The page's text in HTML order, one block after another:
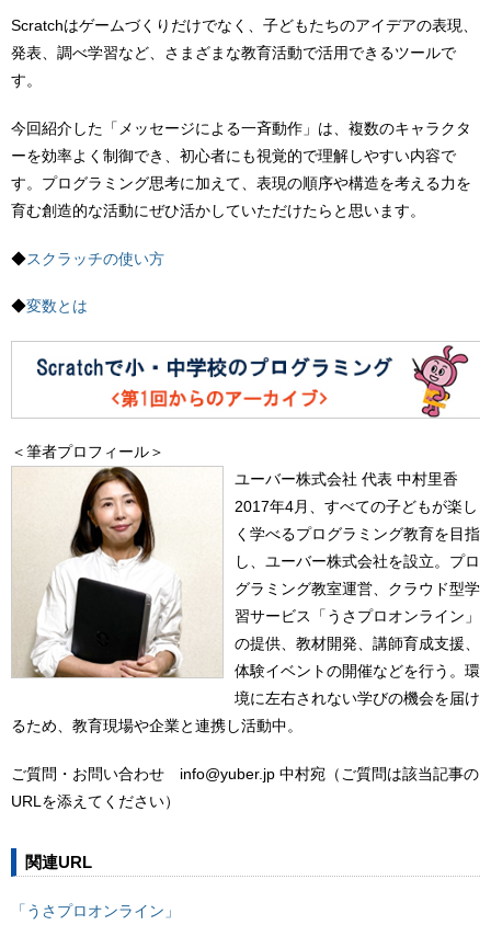
Scratchはゲームづくりだけでなく、子どもたちのアイデアの表現、
発表、調べ学習など、さまざまな教育活動で活用できるツールで
す。
今回紹介した「メッセージによる一斉動作」は、複数のキャラクタ
ーを効率よく制御でき、初心者にも視覚的で理解しやすい内容で
す。プログラミング思考に加えて、表現の順序や構造を考える力を
育む創造的な活動にぜひ活かしていただけたらと思います。
◆スクラッチの使い方
◆変数とは
＜筆者プロフィール＞
ユーバー株式会社 代表 中村里香
2017年4月、すべての子どもが楽し
く学べるプログラミング教育を目指
し、ユーバー株式会社を設立。プロ
グラミング教室運営、クラウド型学
習サービス「うさプロオンライン」
の提供、教材開発、講師育成支援、
体験イベントの開催などを行う。環
境に左右されない学びの機会を届け
るため、教育現場や企業と連携し活動中。
ご質問・お問い合わせ info@yuber.jp 中村宛（ご質問は該当記事の
URLを添えてください）
関連URL
「うさプロオンライン」